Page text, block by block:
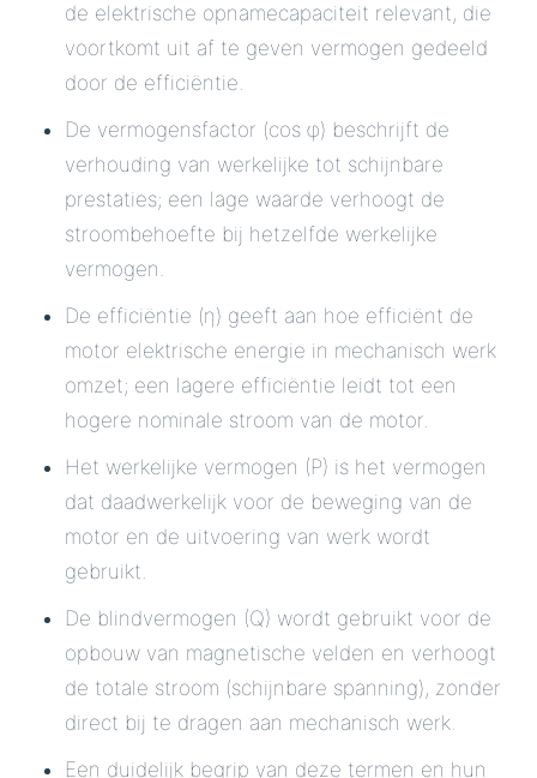
de elektrische opnamecapaciteit relevant, die
voortkomt uit af te geven vermogen gedeeld
door de efficiëntie.
De vermogensfactor (cos φ) beschrijft de
verhouding van werkelijke tot schijnbare
prestaties; een lage waarde verhoogt de
stroombehoefte bij hetzelfde werkelijke
vermogen.
De efficiëntie (η) geeft aan hoe efficiënt de
motor elektrische energie in mechanisch werk
omzet; een lagere efficiëntie leidt tot een
hogere nominale stroom van de motor.
Het werkelijke vermogen (P) is het vermogen
dat daadwerkelijk voor de beweging van de
motor en de uitvoering van werk wordt
gebruikt.
De blindvermogen (Q) wordt gebruikt voor de
opbouw van magnetische velden en verhoogt
de totale stroom (schijnbare spanning), zonder
direct bij te dragen aan mechanisch werk.
Een duidelijk begrip van deze termen en hun